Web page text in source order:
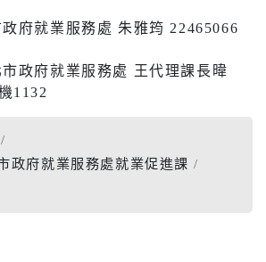
府就業服務處 朱雅筠 22465066
政府就業服務處 王代理課長暐
1132
政府就業服務處就業促進課